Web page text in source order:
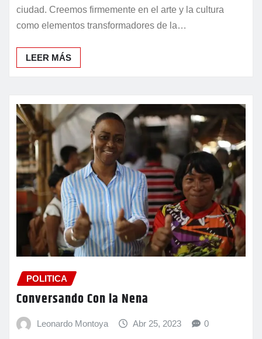
ciudad. Creemos firmemente en el arte y la cultura
como elementos transformadores de la…
LEER MÁS
POLITICA
Conversando Con la Nena
Leonardo Montoya Abr 25, 2023 0